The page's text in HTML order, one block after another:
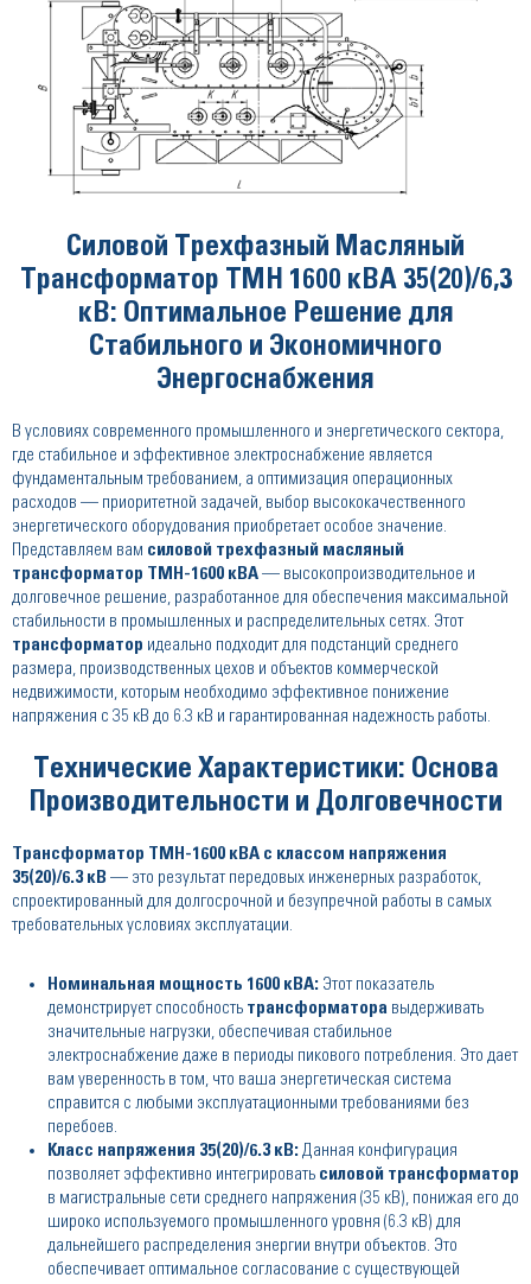
Силовой Трехфазный Масляный
Трансформатор ТМН 1600 кВА 35(20)/6,3
кВ: Оптимальное Решение для
Стабильного и Экономичного
Энергоснабжения
В условиях современного промышленного и энергетического сектора,
где стабильное и эффективное электроснабжение является
фундаментальным требованием, а оптимизация операционных
расходов — приоритетной задачей, выбор высококачественного
энергетического оборудования приобретает особое значение.
Представляем вам силовой трехфазный масляный
трансформатор ТМН-1600 кВА — высокопроизводительное и
долговечное решение, разработанное для обеспечения максимальной
стабильности в промышленных и распределительных сетях. Этот
трансформатор идеально подходит для подстанций среднего
размера, производственных цехов и объектов коммерческой
недвижимости, которым необходимо эффективное понижение
напряжения с 35 кВ до 6.3 кВ и гарантированная надежность работы.
Технические Характеристики: Основа
Производительности и Долговечности
Трансформатор ТМН-1600 кВА с классом напряжения
35(20)/6.3 кВ — это результат передовых инженерных разработок,
спроектированный для долгосрочной и безупречной работы в самых
требовательных условиях эксплуатации.
Номинальная мощность 1600 кВА: Этот показатель
демонстрирует способность трансформатора выдерживать
значительные нагрузки, обеспечивая стабильное
электроснабжение даже в периоды пикового потребления. Это дает
вам уверенность в том, что ваша энергетическая система
справится с любыми эксплуатационными требованиями без
перебоев.
Класс напряжения 35(20)/6.3 кВ: Данная конфигурация
позволяет эффективно интегрировать силовой трансформатор
в магистральные сети среднего напряжения (35 кВ), понижая его до
широко используемого промышленного уровня (6.3 кВ) для
дальнейшего распределения энергии внутри объектов. Это
обеспечивает оптимальное согласование с существующей